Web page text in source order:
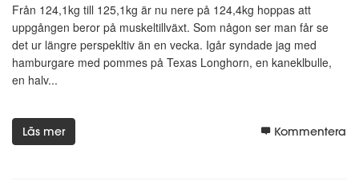
Från 124,1kg till 125,1kg är nu nere på 124,4kg hoppas att
uppgången beror på muskeltillväxt. Som någon ser man får se
det ur längre perspekltiv än en vecka. Igår syndade jag med
hamburgare med pommes på Texas Longhorn, en kaneklbulle,
en halv...
Läs mer Kommentera